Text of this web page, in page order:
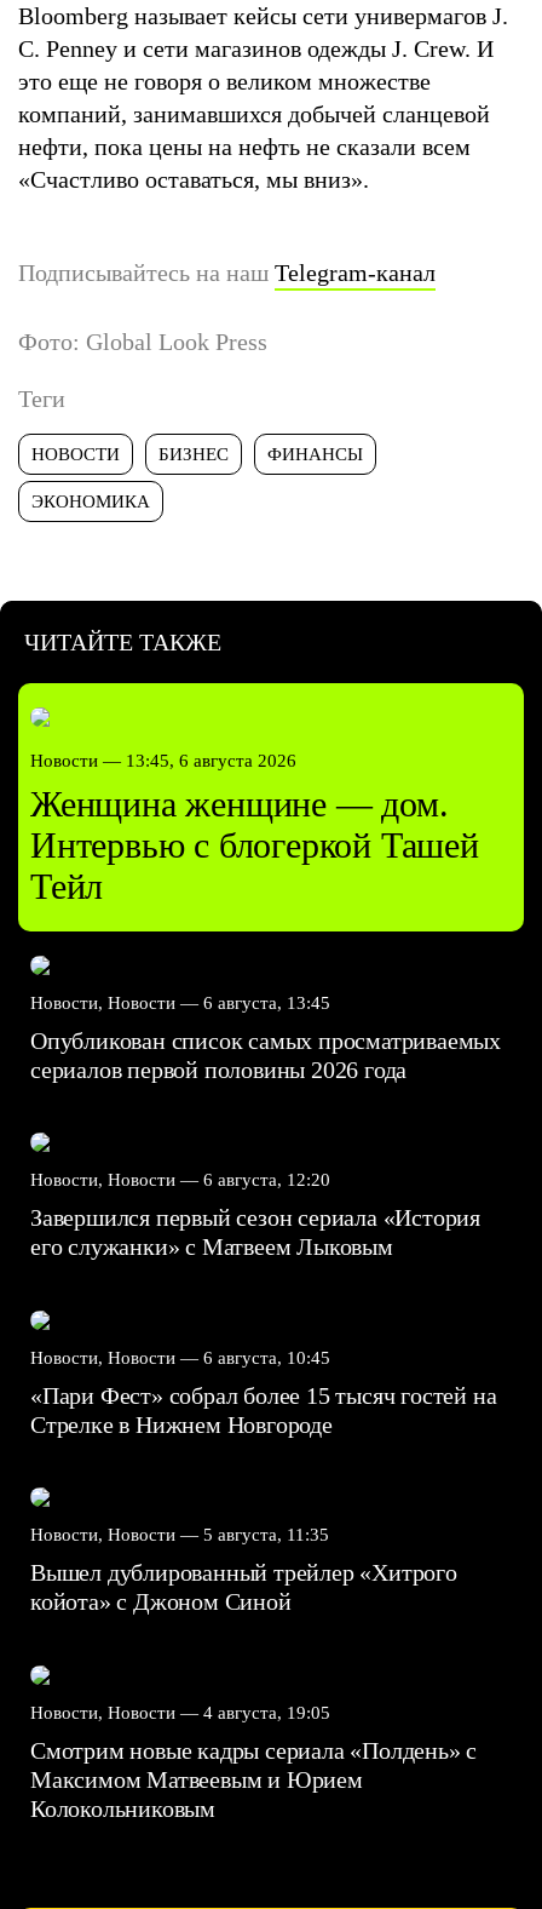
Bloomberg называет кейсы сети универмагов J.
C. Penney и сети магазинов одежды J. Crew. И
это еще не говоря о великом множестве
компаний, занимавшихся добычей сланцевой
нефти, пока цены на нефть не сказали всем
«Счастливо оставаться, мы вниз».
Подписывайтесь на наш Telegram-канал
Фото: Global Look Press
Теги
НОВОСТИ БИЗНЕС ФИНАНСЫ
ЭКОНОМИКА
ЧИТАЙТЕ ТАКЖЕ
Новости — 13:45, 6 августа 2026
Женщина женщине — дом.
Интервью с блогеркой Ташей
Тейл
Новости, Новости — 6 августа, 13:45
Опубликован список самых просматриваемых
сериалов первой половины 2026 года
Новости, Новости — 6 августа, 12:20
Завершился первый сезон сериала «История
его служанки» с Матвеем Лыковым
Новости, Новости — 6 августа, 10:45
«Пари Фест» собрал более 15 тысяч гостей на
Стрелке в Нижнем Новгороде
Новости, Новости — 5 августа, 11:35
Вышел дублированный трейлер «Хитрого
койота» с Джоном Синой
Новости, Новости — 4 августа, 19:05
Смотрим новые кадры сериала «Полдень» с
Максимом Матвеевым и Юрием
Колокольниковым